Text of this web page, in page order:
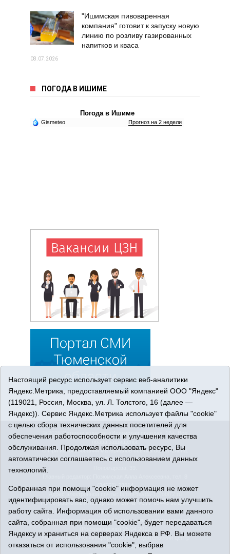
"Ишимская пивоваренная
компания" готовит к запуску новую
линию по розливу газированных
напитков и кваса
08.07.2026
ПОГОДА В ИШИМЕ
Погода в Ишиме
Gismeteo Прогноз на 2 недели
© 2026 Сетевое издание «Ишимская правда». 16+. Все
права защищены.
© При использовании материалов ссылка обязательна.
Адрес редакции: 627750 Тюменская область, г. Ишим, ул.
(34551) 23814
Адрес электронной почты:
IshimPravda-1@obl72.ru
Регистрационный номер СМИ Эл № ФС77-69445 выдано
Федеральной службой по надзору в сфере связи,
информационных технологий и массовых коммуникаций
Учредитель: АНО «Информационно-издательский центр
«Ишимская правда».
Настоящий ресурс использует сервис веб-аналитики
Яндекс.Метрика, предоставляемый компанией ООО "Яндекс"
(119021, Россия, Москва, ул. Л. Толстого, 16 (далее —
Яндекс)). Сервис Яндекс.Метрика использует файлы "cookie"
с целью сбора технических данных посетителей для
обеспечения работоспособности и улучшения качества
обслуживания. Продолжая использовать ресурс, Вы
автоматически соглашаетесь с использованием данных
технологий.
Собранная при помощи "cookie" информация не может
идентифицировать вас, однако может помочь нам улучшить
работу сайта. Информация об использовании вами данного
сайта, собранная при помощи "cookie", будет передаваться
Яндексу и храниться на серверах Яндекса в РФ. Вы можете
отказаться от использования "cookie", выбрав